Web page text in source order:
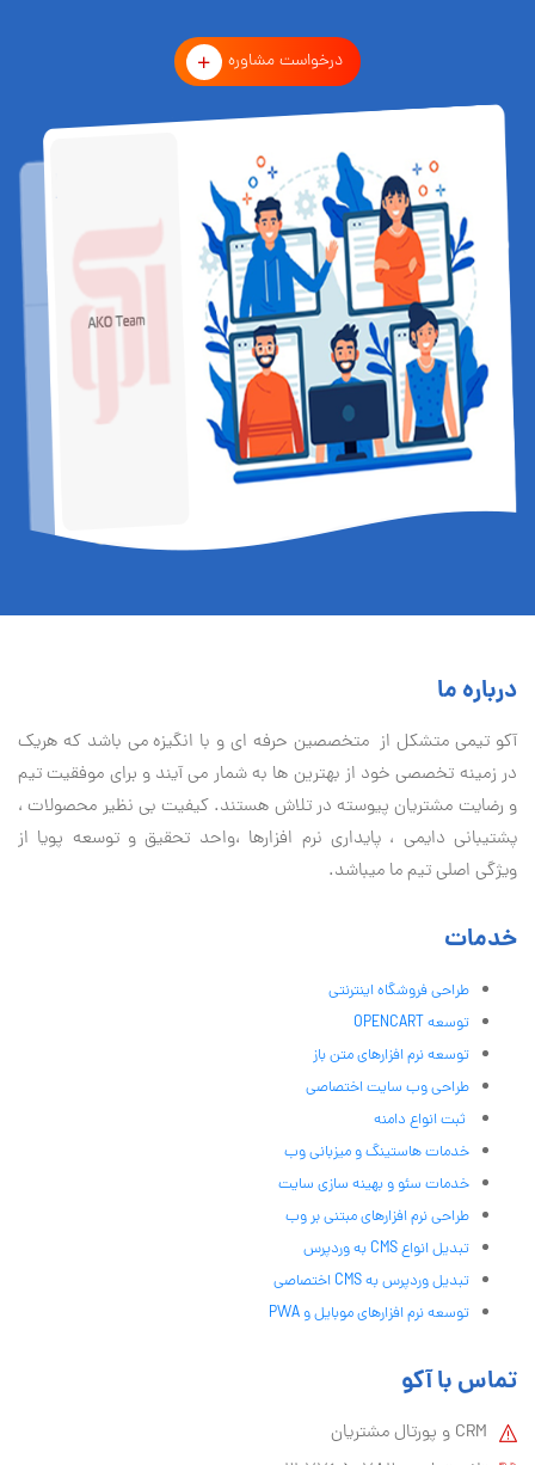
درخواست مشاوره
درباره ما
آكو تيمی متشکل از متخصصین حرفه ای و با انگیزه می باشد که هریک
در زمینه تخصصی خود از بهترین ها به شمار می آیند و برای موفقیت تيم
و رضایت مشتریان پیوسته در تلاش هستند. کیفیت بی نظير محصولات ،
پشتیبانی دايمی ، پایداری نرم افزارها ،واحد تحقیق و توسعه پویا از
ویژگی اصلی تیم ما میباشد.
خدمات
طراحی فروشگاه اینترنتی
توسعه OPENCART
توسعه نرم افزارهای متن باز
طراحی وب سایت اختصاصی
ثبت انواع دامنه
خدمات هاستینگ و میزبانی وب
خدمات سئو و بهینه سازی سایت
طراحی نرم افزارهای مبتنی بر وب
تبدیل انواع CMS به وردپرس
تبدیل وردپرس به CMS اختصاصی
توسعه نرم افزارهای موبایل و PWA
تماس با آکو
CRM و پورتال مشتریان